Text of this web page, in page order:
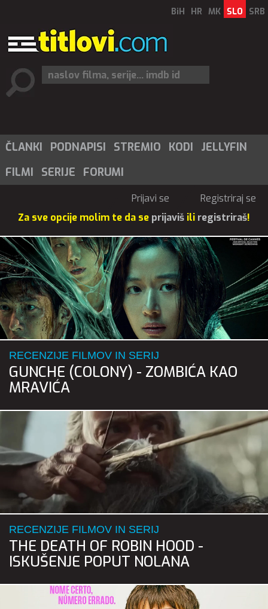
BiH HR MK SLO SRB
ČLANKI PODNAPISI STREMIO KODI
JELLYFIN
FILMI
SERIJE FORUMI
Prijavi se
Registriraj se
Za sve opcije molim te da se prijaviš ili registriraš!
RECENZIJE FILMOV IN SERIJ
GUNCHE (COLONY) - ZOMBIĆA KAO
MRAVIĆA
RECENZIJE FILMOV IN SERIJ
THE DEATH OF ROBIN HOOD -
ISKUŠENJE POPUT NOLANA